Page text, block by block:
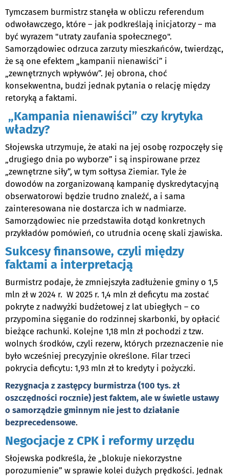
Tymczasem burmistrz stanęła w obliczu referendum
odwoławczego, które – jak podkreślają inicjatorzy – ma
być wyrazem "utraty zaufania społecznego".
Samorządowiec odrzuca zarzuty mieszkańców, twierdząc,
że są one efektem „kampanii nienawiści” i
„zewnętrznych wpływów”. Jej obrona, choć
konsekwentna, budzi jednak pytania o relację między
retoryką a faktami.
„Kampania nienawiści” czy krytyka
władzy?
Słojewska utrzymuje, że ataki na jej osobę rozpoczęły się
„drugiego dnia po wyborze” i są inspirowane przez
„zewnętrzne siły”, w tym sołtysa Ziemiar. Tyle że
dowodów na zorganizowaną kampanię dyskredytacyjną
obserwatorowi będzie trudno znaleźć, a i sama
zainteresowana nie dostarcza ich w nadmiarze.
Samorządowiec nie przedstawiła dotąd konkretnych
przykładów pomówień, co utrudnia ocenę skali zjawiska.
Sukcesy finansowe, czyli między
faktami a interpretacją
Burmistrz podaje, że zmniejszyła zadłużenie gminy o 1,5
mln zł w 2024 r. W 2025 r. 1,4 mln zł deficytu ma zostać
pokryte z nadwyżki budżetowej z lat ubiegłych – co
przypomina sięganie do rodzinnej skarbonki, by opłacić
bieżące rachunki. Kolejne 1,18 mln zł pochodzi z tzw.
wolnych środków, czyli rezerw, których przeznaczenie nie
było wcześniej precyzyjnie określone. Filar trzeci
pokrycia deficytu: 1,93 mln zł to kredyty i pożyczki.
Rezygnacja z zastępcy burmistrza (100 tys. zł
oszczędności rocznie) jest faktem, ale w świetle ustawy
o samorządzie gminnym nie jest to działanie
bezprecedensowe.
Negocjacje z CPK i reformy urzędu
Słojewska podkreśla, że „blokuje niekorzystne
porozumienie” w sprawie kolei dużych prędkości. Jednak